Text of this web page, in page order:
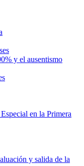
y el ausentismo
en la Primera
y salida de la